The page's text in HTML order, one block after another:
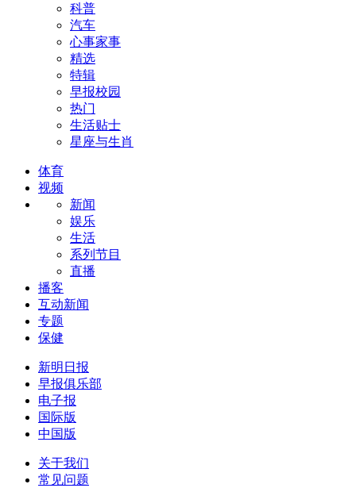
科普
汽车
心事家事
精选
特辑
早报校园
热门
生活贴士
星座与生肖
体育
视频
新闻
娱乐
生活
系列节目
直播
播客
互动新闻
专题
保健
新明日报
早报俱乐部
电子报
国际版
中国版
关于我们
常见问题